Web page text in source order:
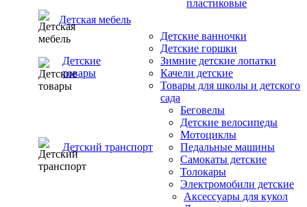
пластиковые
Детская мебель
Детские
товары
Детские ванночки
Детские горшки
Зимние детские лопатки
Качели детские
Товары для школы и детского
сада
Детский транспорт
Беговелы
Детские велосипеды
Мотоциклы
Педальные машины
Самокаты детские
Толокары
Электромобили детские
Аксессуары для кукол